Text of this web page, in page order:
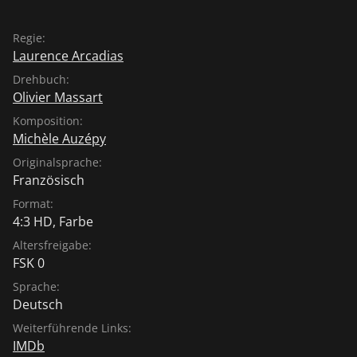
Regie:
Laurence Arcadias
Drehbuch:
Olivier Massart
Komposition:
Michèle Auzépy
Originalsprache:
Französisch
Format:
4:3 HD, Farbe
Altersfreigabe:
FSK 0
Sprache:
Deutsch
Weiterführende Links:
IMDb